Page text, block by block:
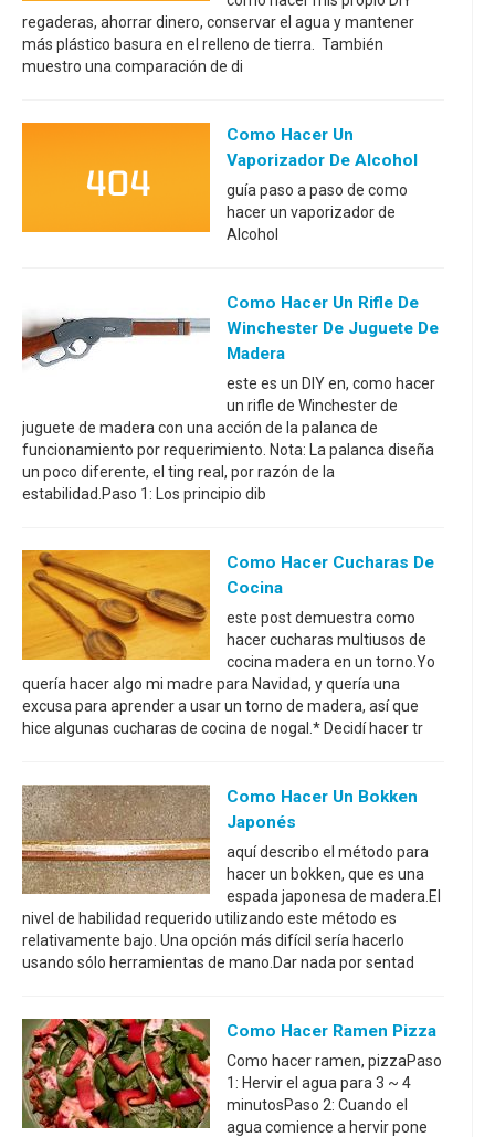
regaderas, ahorrar dinero, conservar el agua y mantener
más plástico basura en el relleno de tierra. También
muestro una comparación de di
Como Hacer Un
Vaporizador De Alcohol
guía paso a paso de como
hacer un vaporizador de
Alcohol
Como Hacer Un Rifle De
Winchester De Juguete De
Madera
este es un DIY en, como hacer
un rifle de Winchester de
juguete de madera con una acción de la palanca de
funcionamiento por requerimiento. Nota: La palanca diseña
un poco diferente, el ting real, por razón de la
estabilidad.Paso 1: Los principio dib
Como Hacer Cucharas De
Cocina
este post demuestra como
hacer cucharas multiusos de
cocina madera en un torno.Yo
quería hacer algo mi madre para Navidad, y quería una
excusa para aprender a usar un torno de madera, así que
hice algunas cucharas de cocina de nogal.* Decidí hacer tr
Como Hacer Un Bokken
Japonés
aquí describo el método para
hacer un bokken, que es una
espada japonesa de madera.El
nivel de habilidad requerido utilizando este método es
relativamente bajo. Una opción más difícil sería hacerlo
usando sólo herramientas de mano.Dar nada por sentad
Como Hacer Ramen Pizza
Como hacer ramen, pizzaPaso
1: Hervir el agua para 3 ~ 4
minutosPaso 2: Cuando el
agua comience a hervir pone